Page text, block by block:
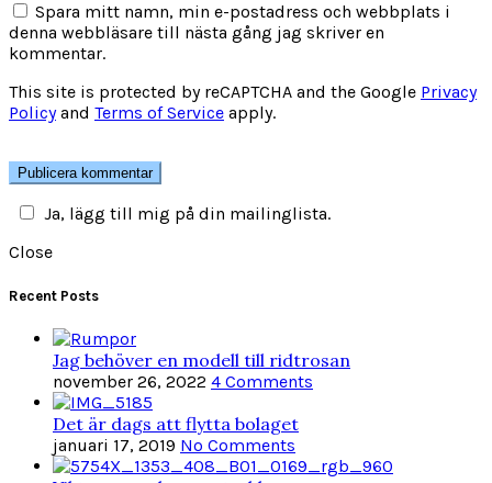
Spara mitt namn, min e-postadress och webbplats i
denna webbläsare till nästa gång jag skriver en
kommentar.
This site is protected by reCAPTCHA and the Google Privacy
Policyand Terms of Service apply.
Ja, lägg till mig på din mailinglista.
Close
Recent Posts
Jag behöver en modell till ridtrosan
november 26, 2022 4 Comments
Det är dags att flytta bolaget
januari 17, 2019 No Comments